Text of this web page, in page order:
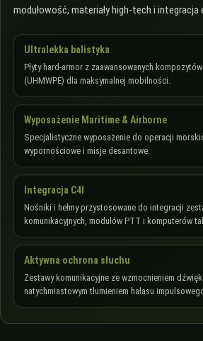
modułowość, materiały high-tech i integracja
Ultralekka balistyka
Płyty hard-armor z zaawansowanych
(UHMWPE) dla maksymalnej mobilności.
Wyposażenie Maritime & Airborne
Specjalistyczne wyposażenie do operacji
wypornościowe i misje desantowe.
Integracja C4I
Nośniki i hełmy przystosowane do integracji
komunikacyjnych, modułów PTT i komputerów
Aktywna ochrona słuchu
Zestawy komunikacyjne ze wzmocnieniem
natychmiastowym tłumieniem hałasu